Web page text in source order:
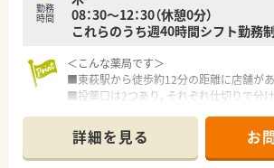
■子育てサポートが手厚い職場で、ライフ
せながら長く働きたい方におすすめです。
勤務
時間
08：30～12：30（休憩0分）
これらのうち週40時間シフト勤務制
＜こんな薬局です＞
■東萩駅から徒歩約12分の距離に店舗があ
■投薬口は2つあり、それぞれ仕切りで分け
■地域に根付いた薬局で地域医療に貢献し
て働きたい方におすすめの環境です。
詳細を見る お